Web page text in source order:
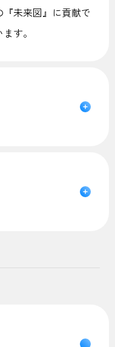
未来図』に貢献で
す。